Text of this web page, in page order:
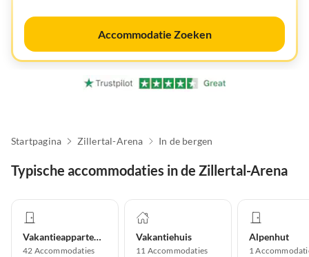
Accommodatie Zoeken
Startpagina Zillertal-Arena In de bergen
Typische accommodaties in de Zillertal-Arena
Vakantieappartement
42 Accommodaties
Vakantiehuis
11 Accommodaties
Alpenhut
1